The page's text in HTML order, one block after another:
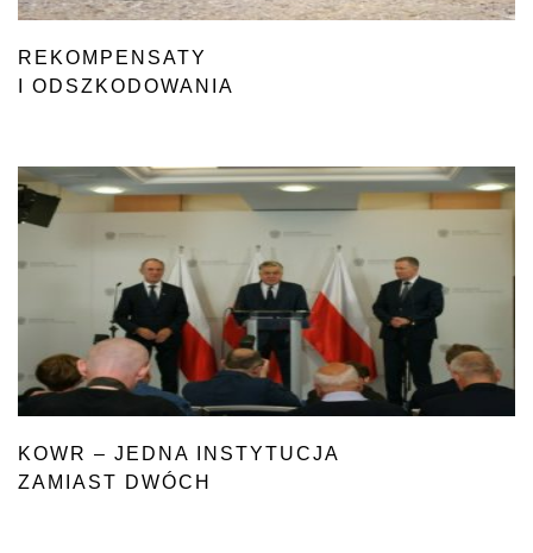
REKOMPENSATY
I ODSZKODOWANIA
KOWR – JEDNA INSTYTUCJA
ZAMIAST DWÓCH